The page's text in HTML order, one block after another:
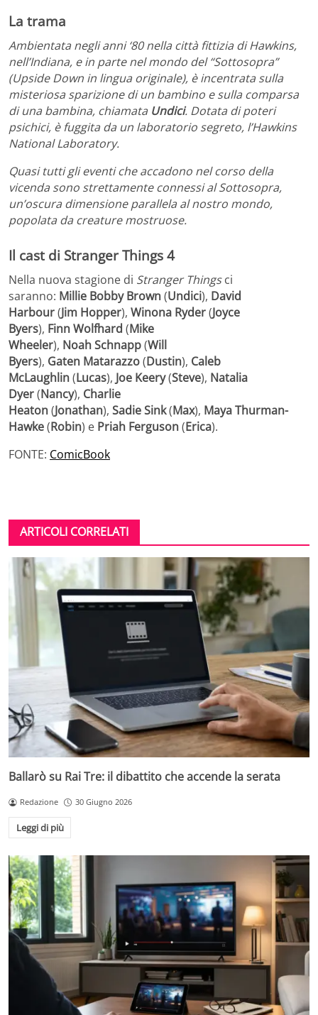
La trama
Ambientata negli anni ‘80 nella città fittizia di Hawkins,
nell’Indiana, e in parte nel mondo del “Sottosopra”
(Upside Down in lingua originale), è incentrata sulla
misteriosa sparizione di un bambino e sulla comparsa
di una bambina, chiamata Undici. Dotata di poteri
psichici, è fuggita da un laboratorio segreto, l’Hawkins
National Laboratory.
Quasi tutti gli eventi che accadono nel corso della
vicenda sono strettamente connessi al Sottosopra,
un’oscura dimensione parallela al nostro mondo,
popolata da creature mostruose.
Il cast di Stranger Things 4
Nella nuova stagione di Stranger Thingsci
saranno: Millie Bobby Brown(Undici), David
Harbour(Jim Hopper), Winona Ryder(Joyce
Byers), Finn Wolfhard (Mike
Wheeler), Noah Schnapp(Will
Byers), Gaten Matarazzo(Dustin), Caleb
McLaughlin(Lucas), Joe Keery(Steve), Natalia
Dyer(Nancy), Charlie
Heaton(Jonathan), Sadie Sink(Max), Maya Thurman-
Hawke(Robin) e Priah Ferguson(Erica).
FONTE: ComicBook
ARTICOLI CORRELATI
Ballarò su Rai Tre: il dibattito che accende la serata
Redazione 30 Giugno 2026
Leggi di più